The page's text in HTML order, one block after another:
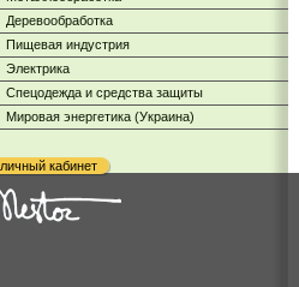
Деревообработка
Пищевая индустрия
Электрика
Cпецодежда и средства защиты
Мировая энергетика (Украина)
личный кабинет